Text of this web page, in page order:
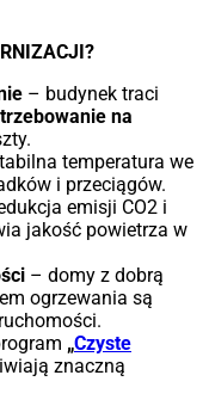
– budynek traci
na
temperatura we
i przeciągów.
emisji CO2 i
jakość powietrza w
– domy z dobrą
ogrzewania są
„Czyste
znaczną